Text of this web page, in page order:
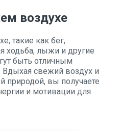
воздухе
такие как бег,
ходьба, лыжи и другие
быть отличным
свежий воздух и
природой, вы получаете
и мотивации для